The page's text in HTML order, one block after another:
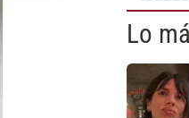
Lo